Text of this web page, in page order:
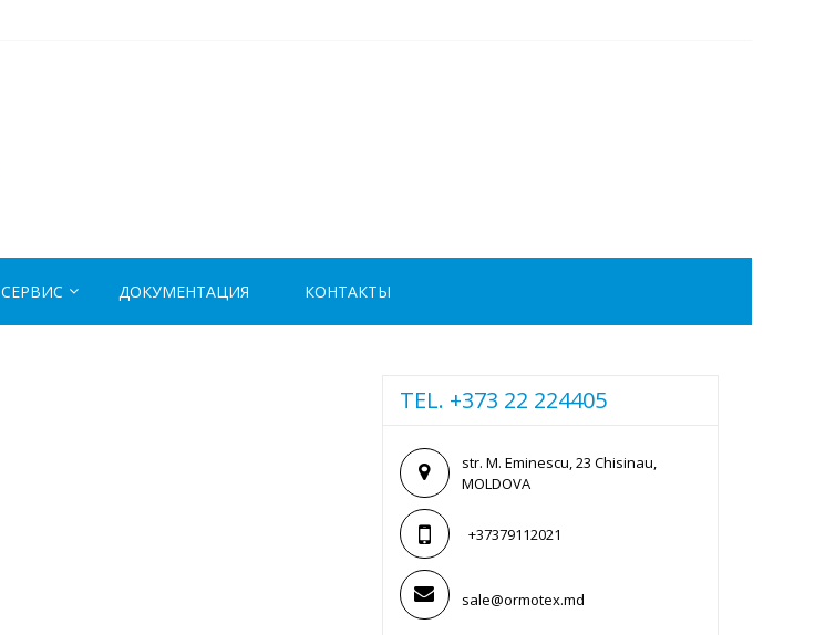
СЕРВИС ДОКУМЕНТАЦИЯ КОНТАКТЫ
TEL. +373 22 224405
str. M. Eminescu, 23 Chisinau,
MOLDOVA
+37379112021
sale@ormotex.md